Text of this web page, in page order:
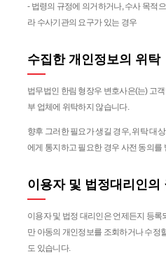
- 법령의 규정에 의거하거나, 수사 목적
라 수사기관의 요구가 있는 경우
수집한 개인정보의 위탁
법무법인 한림 형장우 변호사은(는) 고
부 업체에 위탁하지 않습니다.
향후 그러한 필요가 생길 경우, 위탁 대
에게 통지하고 필요한 경우 사전 동의를
이용자 및 법정대리인의
이용자 및 법정 대리인은 언제든지 등록
만 아동의 개인정보를 조회하거나 수정
도 있습니다.